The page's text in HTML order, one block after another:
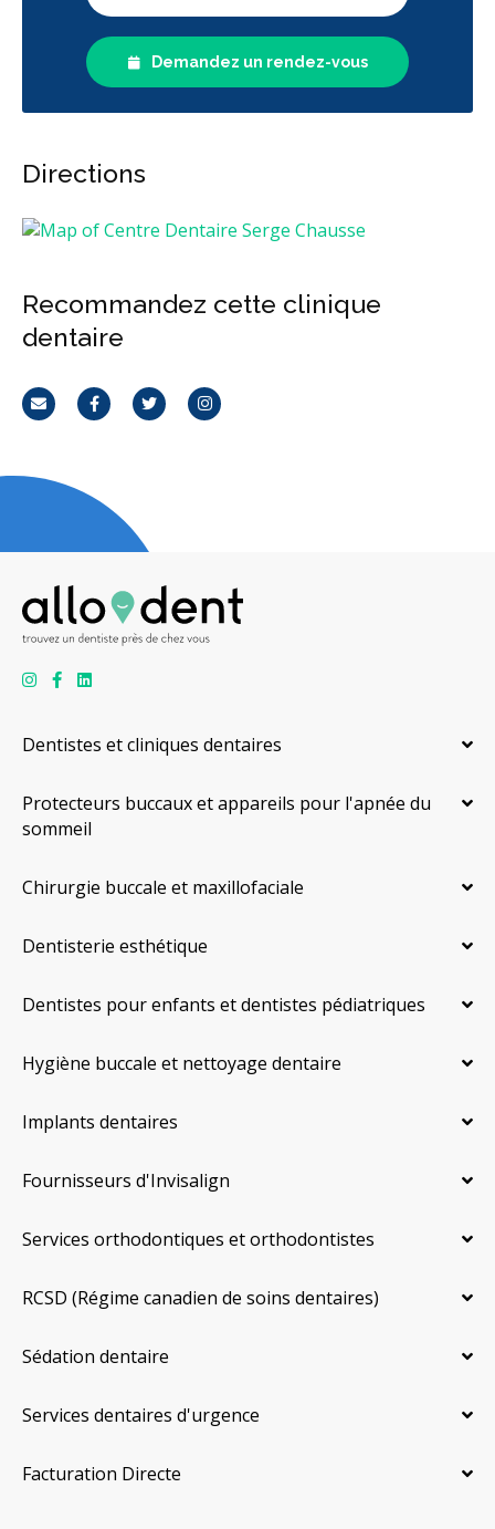
Demandez un rendez-vous
Directions
Recommandez cette clinique
dentaire
CourrielFacebookTwitterInstagram
Dentistes et cliniques dentaires
Protecteurs buccaux et appareils pour l'apnée du
sommeil
Chirurgie buccale et maxillofaciale
Dentisterie esthétique
Dentistes pour enfants et dentistes pédiatriques
Hygiène buccale et nettoyage dentaire
Implants dentaires
Fournisseurs d'Invisalign
Services orthodontiques et orthodontistes
RCSD (Régime canadien de soins dentaires)
Sédation dentaire
Services dentaires d'urgence
Facturation Directe